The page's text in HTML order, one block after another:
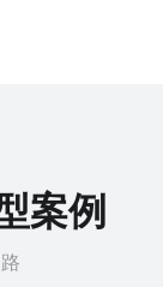
案例